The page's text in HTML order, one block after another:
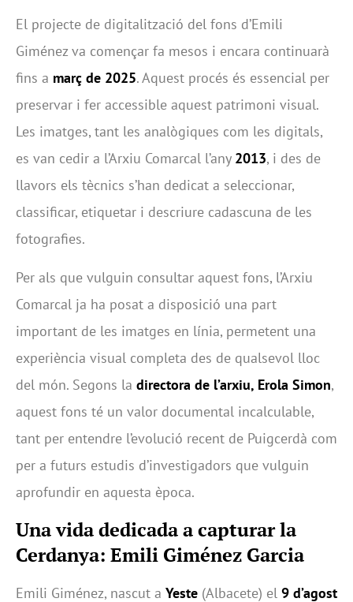
El projecte de digitalització del fons d’Emili
Giménez va començar fa mesos i encara continuarà
fins a març de 2025. Aquest procés és essencial per
preservar i fer accessible aquest patrimoni visual.
Les imatges, tant les analògiques com les digitals,
es van cedir a l’Arxiu Comarcal l’any 2013, i des de
llavors els tècnics s’han dedicat a seleccionar,
classificar, etiquetar i descriure cadascuna de les
fotografies.
Per als que vulguin consultar aquest fons, l’Arxiu
Comarcal ja ha posat a disposició una part
important de les imatges en línia, permetent una
experiència visual completa des de qualsevol lloc
del món. Segons la directora de l’arxiu, Erola Simon,
aquest fons té un valor documental incalculable,
tant per entendre l’evolució recent de Puigcerdà com
per a futurs estudis d’investigadors que vulguin
aprofundir en aquesta època.
Una vida dedicada a capturar la
Cerdanya: Emili Giménez Garcia
Emili Giménez, nascut a Yeste (Albacete) el 9 d’agost